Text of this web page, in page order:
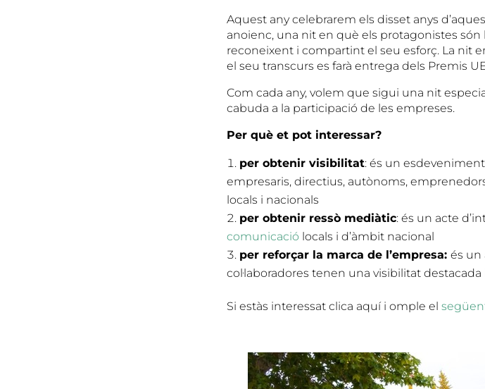
Aquest any celebrarem els disset anys
anoienc, una nit en què els protagonistes són
reconeixent i compartint el seu esforç. La nit
el seu transcurs es farà entrega dels Premis
Com cada any, volem que sigui una nit
cabuda a la participació de les empreses.
Per què et pot interessar?
per obtenir visibilitat: és un
empresaris, directius, autònoms,
locals i nacionals
per obtenir ressò mediàtic: és un acte
comunicació locals i d’àmbit nacional
per reforçar la marca de l’empresa: és un
col·laboradores tenen una visibilitat
Si estàs interessat clica aquí i omple el